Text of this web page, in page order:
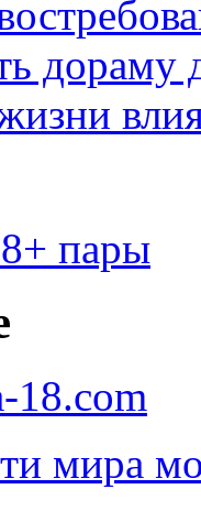
дораму
пары
18.com
мира